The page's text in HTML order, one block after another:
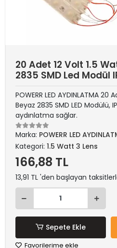
20 Adet 12 Volt 1.5
2835 SMD Led Modül
POWERR LED AYDINLATMA 20
Beyaz 2835 SMD LED Modülü,
aydınlatma sağlar.
Marka: POWERR LED
Kategori: 1.5 Watt 3 Lens
166,88 TL
13,91 TL 'den başlayan
Sepete Ekle
Favorilerime ekle